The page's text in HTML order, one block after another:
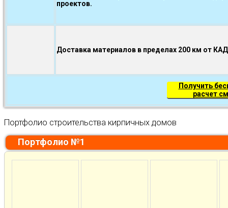
проектов.
Доставка материалов в пределах 200 км от
Получить
расчет
Портфолио строительства кирпичных домов
Портфолио №1